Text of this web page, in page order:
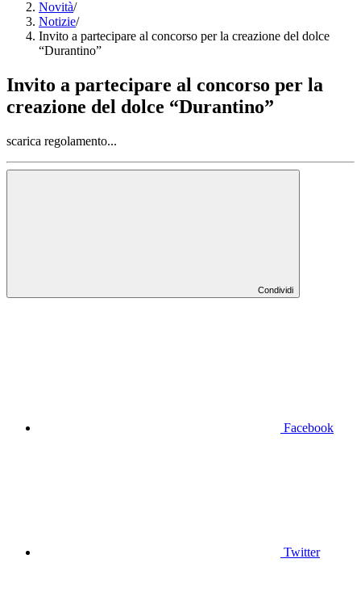
Novità/
Notizie/
Invito a partecipare al concorso per la creazione del dolce
“Durantino”
Invito a partecipare al concorso per la
creazione del dolce “Durantino”
scarica regolamento...
Condividi
Facebook
Twitter